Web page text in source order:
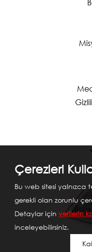
Çerezleri
Bu web sitesi yalnızca
gerekli olan zorunlu
Detaylar için verilerin
inceleyebilirsiniz.